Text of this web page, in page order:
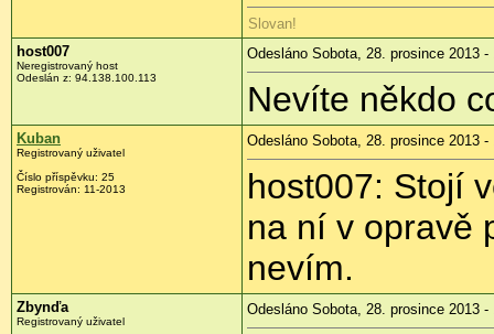
Slovan!
host007
Neregistrovaný host
Odeslán z: 94.138.100.113
Odesláno Sobota, 28. prosince 2013 -
Nevíte někdo
Kuban
Registrovaný uživatel
Číslo příspěvku: 25
Registrován: 11-2013
Odesláno Sobota, 28. prosince 2013 -
host007: Stojí
na ní v opravě
nevím.
Zbynďa
Registrovaný uživatel
Odesláno Sobota, 28. prosince 2013 -